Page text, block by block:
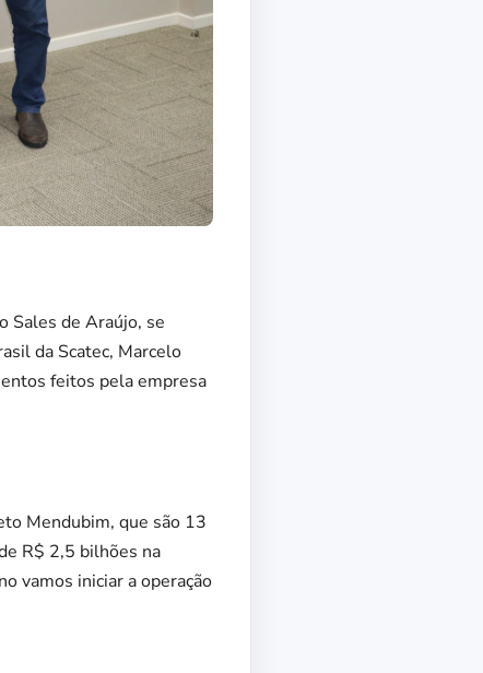
Sales de Araújo, se
da Scatec, Marcelo
feitos pela empresa
Mendubim, que são 13
R$ 2,5 bilhões na
vamos iniciar a operação